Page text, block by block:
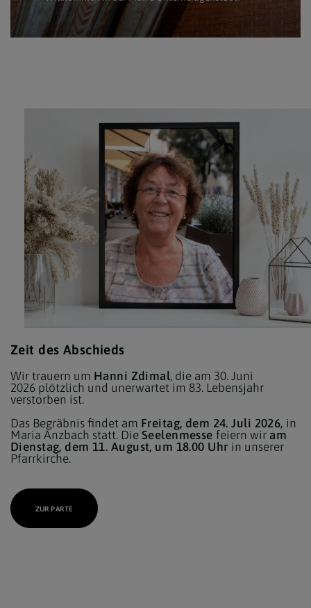
Zeit des Abschieds
Wir trauern um Hanni Zdimal, die am 30. Juni
2026 plötzlich und unerwartet im 83. Lebensjahr
verstorben ist.
Das Begräbnis findet am Freitag, dem 24. Juli 2026, in
Maria Anzbach statt. Die Seelenmessefeiern wir am
Dienstag, dem 11. August, um 18.00 Uhr in unserer
Pfarrkirche.
ZUR PARTE